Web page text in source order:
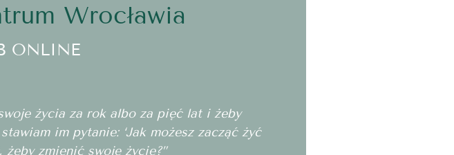
Wrocławia
ONLINE
życia za rok albo za pięć lat i żeby
im pytanie: ‘Jak możesz zacząć żyć
zmienić swoje życie?”